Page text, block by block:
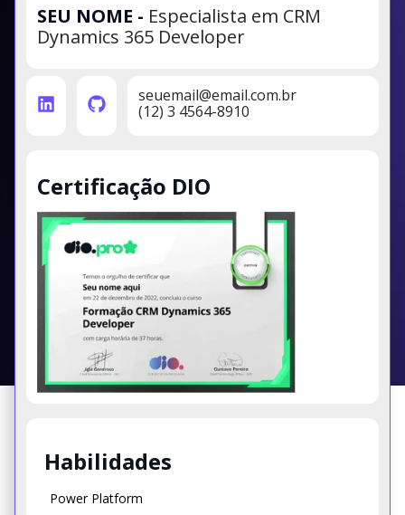
SEU NOME - Especialista em CRM
Dynamics 365 Developer
seuemail@email.com.br
(12) 3 4564-8910
Certificação DIO
Habilidades
Power Platform